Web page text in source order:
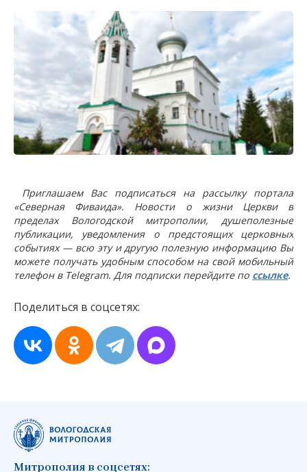
Приглашаем Вас подписаться на рассылку портала
«Северная Фиваида». Новости о жизни Церкви в
пределах Вологодской митрополии, душеполезные
публикации, уведомления о предстоящих церковных
событиях — всю эту и другую полезную информацию Вы
можете получать удобным способом на свой мобильный
телефон в Telegram. Для подписки перейдите по ссылке.
Поделиться в соцсетях:
Митрополия в соцсетях: